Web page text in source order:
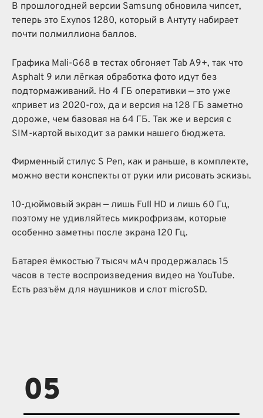
В прошлогодней версии Samsung обновила чипсет,
теперь это Exynos 1280, который в Антуту набирает
почти полмиллиона баллов.
Графика Mali-G68 в тестах обгоняет Tab A9+, так что
Asphalt 9 или лёгкая обработка фото идут без
подтормаживаний. Но 4 ГБ оперативки — это уже
«привет из 2020-го», да и версия на 128 ГБ заметно
дороже, чем базовая на 64 ГБ. Так же и версия с
SIM-картой выходит за рамки нашего бюджета.
Фирменный стилус S Pen, как и раньше, в комплекте,
можно вести конспекты от руки или рисовать эскизы.
10-дюймовый экран — лишь Full HD и лишь 60 Гц,
поэтому не удивляйтесь микрофризам, которые
особенно заметны после экрана 120 Гц.
Батарея ёмкостью 7 тысяч мА·ч продержалась 15
часов в тесте воспроизведения видео на YouTube.
Есть разъём для наушников и слот microSD.
05